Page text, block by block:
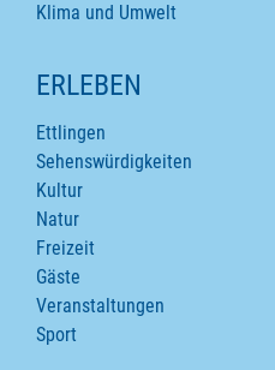
Klima und Umwelt
ERLEBEN
Ettlingen
Sehenswürdigkeiten
Kultur
Natur
Freizeit
Gäste
Veranstaltungen
Sport